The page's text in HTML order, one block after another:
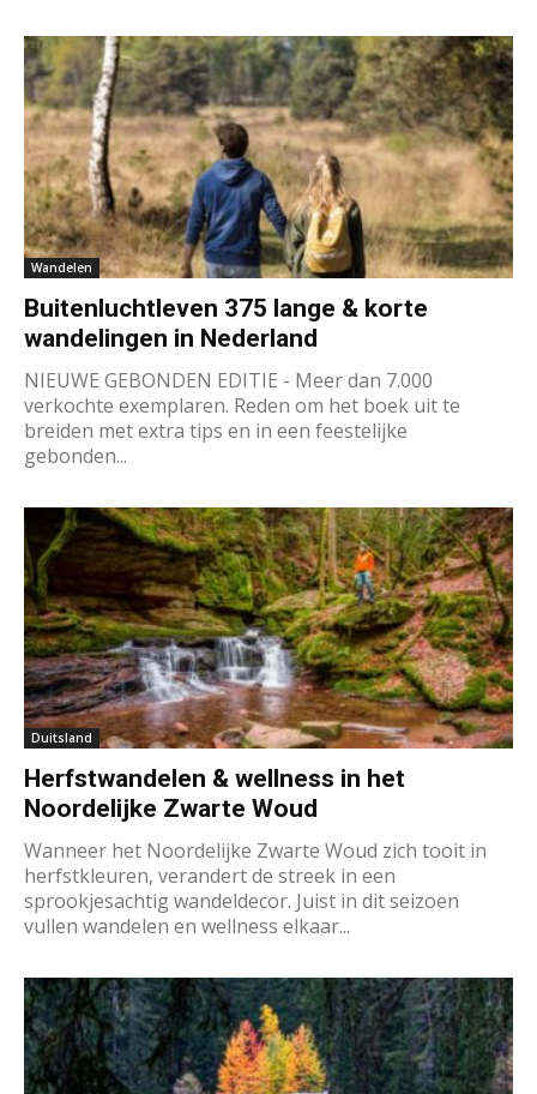
Wandelen
Buitenluchtleven 375 lange & korte
wandelingen in Nederland
NIEUWE GEBONDEN EDITIE - Meer dan 7.000
verkochte exemplaren. Reden om het boek uit te
breiden met extra tips en in een feestelijke
gebonden...
Duitsland
Herfstwandelen & wellness in het
Noordelijke Zwarte Woud
Wanneer het Noordelijke Zwarte Woud zich tooit in
herfstkleuren, verandert de streek in een
sprookjesachtig wandeldecor. Juist in dit seizoen
vullen wandelen en wellness elkaar...